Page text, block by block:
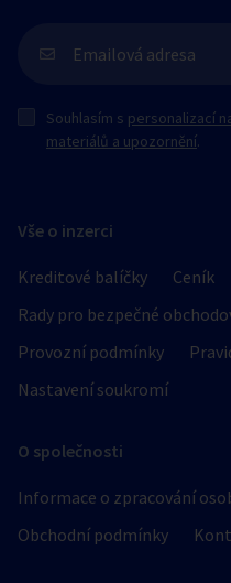
Vše o inzerci
Kreditové balíčky Ceník
Rady pro bezpečné
Provozní podmínky
Nastavení soukromí
O společnosti
Informace o zpracování
Obchodní podmínky
Souhlasím s personalizací
materiálů a upozornění.